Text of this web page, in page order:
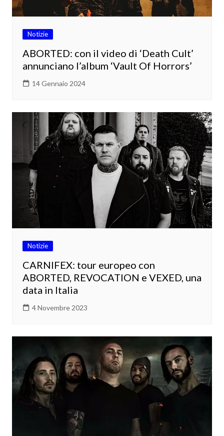
Notizie
ABORTED: con il video di ‘Death Cult’
annunciano l’album ‘Vault Of Horrors’
14 Gennaio 2024
Notizie
CARNIFEX: tour europeo con
ABORTED, REVOCATION e VEXED, una
data in Italia
4 Novembre 2023